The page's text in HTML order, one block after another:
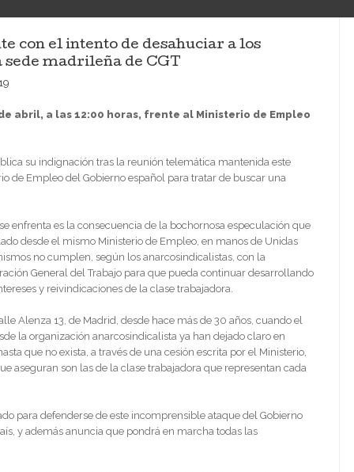
con el intento de desahuciar a los
madrileña de CGT
abril, a las 12:00 horas, frente al Ministerio de Empleo
su indignación tras la reunión telemática mantenida este
de Empleo del Gobierno español para tratar de buscar una
enfrenta es la consecuencia de la bochornosa especulación que
desde el mismo Ministerio de Empleo, en manos de Unidas
no cumplen, según los anarcosindicalistas, con la
General del Trabajo para que pueda continuar desarrollando
y reivindicaciones de la clase trabajadora.
Alenza 13, de Madrid, desde hace más de 30 años, cuando el
la organización anarcosindicalista ya han dejado claro en
que no exista, a través de una cesión escrita por el Ministerio,
aseguran son las de la clase trabajadora que representan cada
para defenderse de este incomprensible ataque del Gobierno
y además anuncia que pondrá en marcha todas las